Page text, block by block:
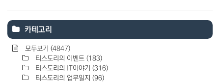
카테고리
모두보기 (4847)
티스도리의 이벤트 (183)
티스도리의 IT이야기 (316)
티스도리의 업무일지 (96)